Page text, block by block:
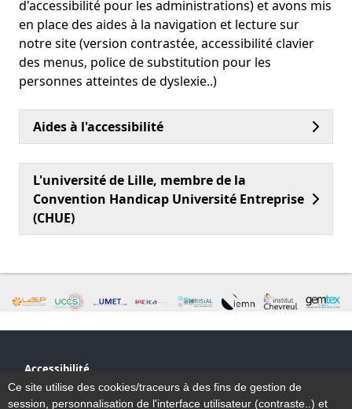
d'accessibilité pour les administrations) et avons mis
en place des aides à la navigation et lecture sur
notre site (version contrastée, accessibilité clavier
des menus, police de substitution pour les
personnes atteintes de dyslexie..)
Aides à l'accessibilité
L'université de Lille, membre de la
Convention Handicap Université Entreprise
(CHUE)
Accessibilité
Plan du site
Mentions légales
Ce site utilise des cookies/traceurs à des fins de gestion de
session, personnalisation de l'interface utilisateur (contraste..) et